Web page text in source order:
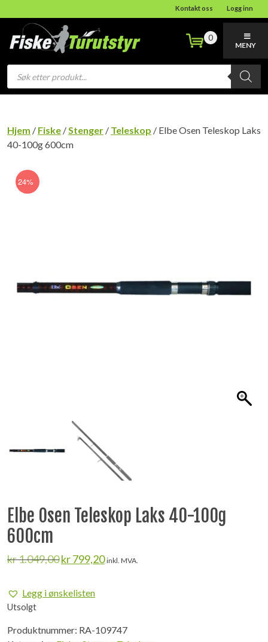
Kontakt oss Logg inn
Products
search
0
MENY
Hjem / Fiske /Stenger / Teleskop / Elbe Osen Teleskop Laks
40-100g 600cm
24%
Elbe Osen Teleskop Laks 40-100g
600cm
kr1.049,00 Opprinnelig
kr 1.049,00.
kr799,20Nåværende
inkl. MVA.
Legg i ønskelisten
Utsolgt
Produktnummer: RA-109747